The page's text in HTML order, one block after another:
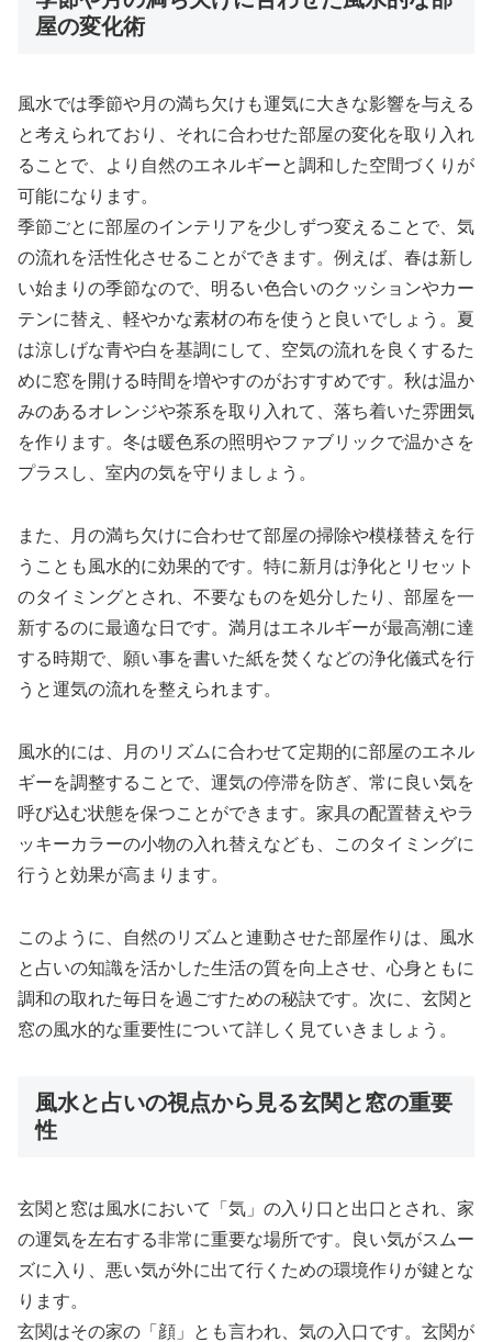
屋の変化術
風水では季節や月の満ち欠けも運気に大きな影響を与える
と考えられており、それに合わせた部屋の変化を取り入れ
ることで、より自然のエネルギーと調和した空間づくりが
可能になります。
季節ごとに部屋のインテリアを少しずつ変えることで、気
の流れを活性化させることができます。例えば、春は新し
い始まりの季節なので、明るい色合いのクッションやカー
テンに替え、軽やかな素材の布を使うと良いでしょう。夏
は涼しげな青や白を基調にして、空気の流れを良くするた
めに窓を開ける時間を増やすのがおすすめです。秋は温か
みのあるオレンジや茶系を取り入れて、落ち着いた雰囲気
を作ります。冬は暖色系の照明やファブリックで温かさを
プラスし、室内の気を守りましょう。
また、月の満ち欠けに合わせて部屋の掃除や模様替えを行
うことも風水的に効果的です。特に新月は浄化とリセット
のタイミングとされ、不要なものを処分したり、部屋を一
新するのに最適な日です。満月はエネルギーが最高潮に達
する時期で、願い事を書いた紙を焚くなどの浄化儀式を行
うと運気の流れを整えられます。
風水的には、月のリズムに合わせて定期的に部屋のエネル
ギーを調整することで、運気の停滞を防ぎ、常に良い気を
呼び込む状態を保つことができます。家具の配置替えやラ
ッキーカラーの小物の入れ替えなども、このタイミングに
行うと効果が高まります。
このように、自然のリズムと連動させた部屋作りは、風水
と占いの知識を活かした生活の質を向上させ、心身ともに
調和の取れた毎日を過ごすための秘訣です。次に、玄関と
窓の風水的な重要性について詳しく見ていきましょう。
風水と占いの視点から見る玄関と窓の重要
性
玄関と窓は風水において「気」の入り口と出口とされ、家
の運気を左右する非常に重要な場所です。良い気がスムー
ズに入り、悪い気が外に出て行くための環境作りが鍵とな
ります。
玄関はその家の「顔」とも言われ、気の入口です。玄関が